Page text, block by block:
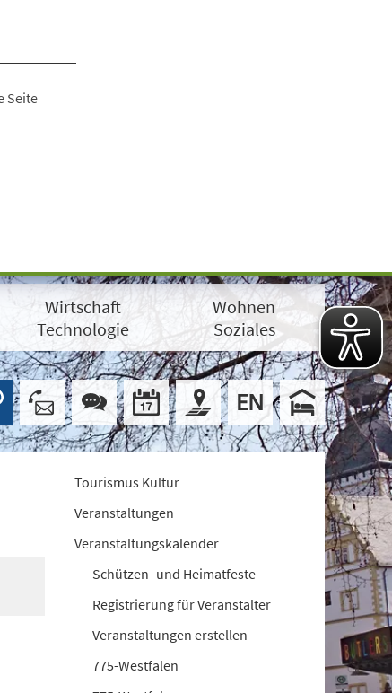
Seite
Wirtschaft
Technologie
Wohnen
Soziales
Tourismus Kultur
Veranstaltungen
Veranstaltungskalender
Schützen- und Heimatfeste
Registrierung für Veranstalter
Veranstaltungen erstellen
775-Westfalen